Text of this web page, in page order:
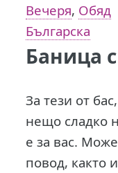
Вечеря, Обяд
Българска
Баница
За тези от
нещо сладко
е за вас.
повод, както